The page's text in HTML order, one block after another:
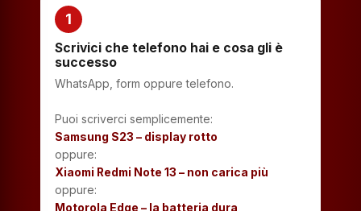
1
Scrivici che telefono hai e cosa gli è
successo
WhatsApp, form oppure telefono.
Puoi scriverci semplicemente:
Samsung S23 – display rotto
oppure:
Xiaomi Redmi Note 13 – non carica più
oppure:
Motorola Edge – la batteria dura